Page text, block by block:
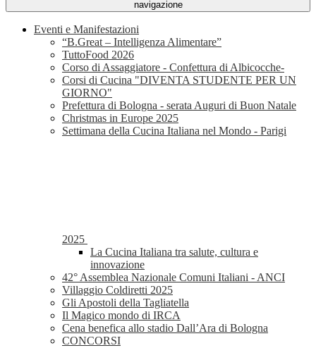
navigazione
Eventi e Manifestazioni
“B.Great – Intelligenza Alimentare”
TuttoFood 2026
Corso di Assaggiatore - Confettura di Albicocche-
Corsi di Cucina "DIVENTA STUDENTE PER UN
GIORNO"
Prefettura di Bologna - serata Auguri di Buon Natale
Christmas in Europe 2025
Settimana della Cucina Italiana nel Mondo - Parigi
2025
La Cucina Italiana tra salute, cultura e
innovazione
42° Assemblea Nazionale Comuni Italiani - ANCI
Villaggio Coldiretti 2025
Gli Apostoli della Tagliatella
Il Magico mondo di IRCA
Cena benefica allo stadio Dall’Ara di Bologna
CONCORSI